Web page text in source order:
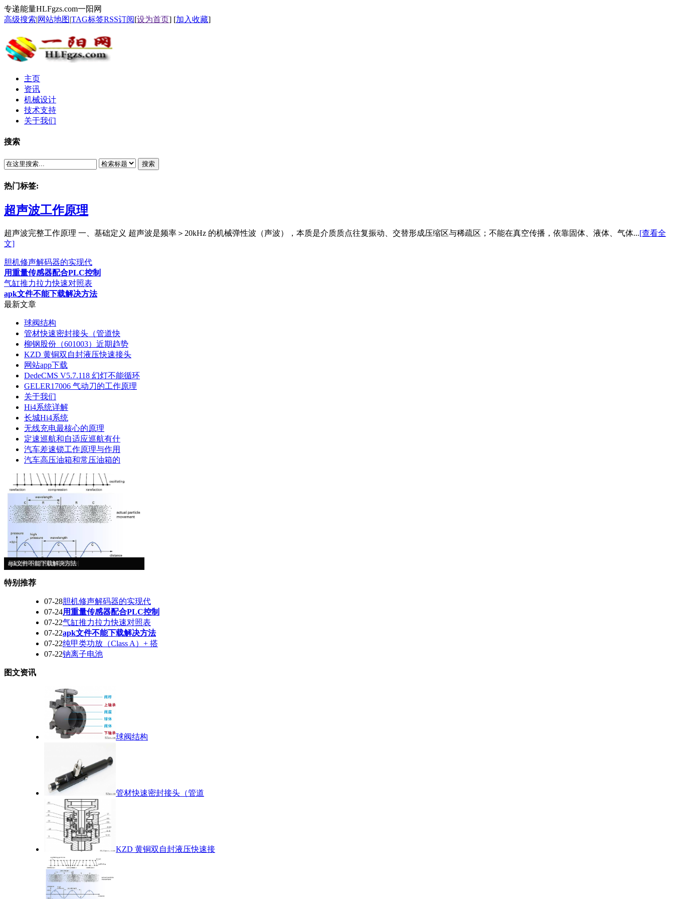
专递能量HLFgzs.com一阳网
高级搜索|网站地图|TAG标签RSS订阅[设为首页] [加入收藏]
主页
资讯
机械设计
技术支持
关于我们
搜索
搜索
热门标签:
超声波工作原理
超声波完整工作原理 一、基础定义 超声波是频率＞20kHz 的机械弹性波（声波），本质是介质质点往复振动、交替形成压缩区与稀疏区；不能在真空传播，依靠固体、液体、气体...[查看全
文]
胆机修声解码器的实现代
用重量传感器配合PLC控制
气缸推力拉力快速对照表
apk文件不能下载解决方法
最新文章
球阀结构
管材快速密封接头（管道快
柳钢股份（601003）近期趋势
KZD 黄铜双自封液压快速接头
网站app下载
DedeCMS V5.7.118 幻灯不能循环
GELER17006 气动刀的工作原理
关于我们
Hi4系统详解
长城Hi4系统
无线充电最核心的原理
定速巡航和自适应巡航有什
汽车差速锁工作原理与作用
汽车高压油箱和常压油箱的
超声波工作原理
胆机修声解码器的实现代
用重量传感器配合PLC控制
气缸推力拉力快速对照表
apk文件不能下载解决方法
特别推荐
07-28胆机修声解码器的实现代
07-24用重量传感器配合PLC控制
07-22气缸推力拉力快速对照表
07-22apk文件不能下载解决方法
07-22纯甲类功放（Class A）+ 搭
07-22钠离子电池
图文资讯
球阀结构
管材快速密封接头（管道
KZD 黄铜双自封液压快速接